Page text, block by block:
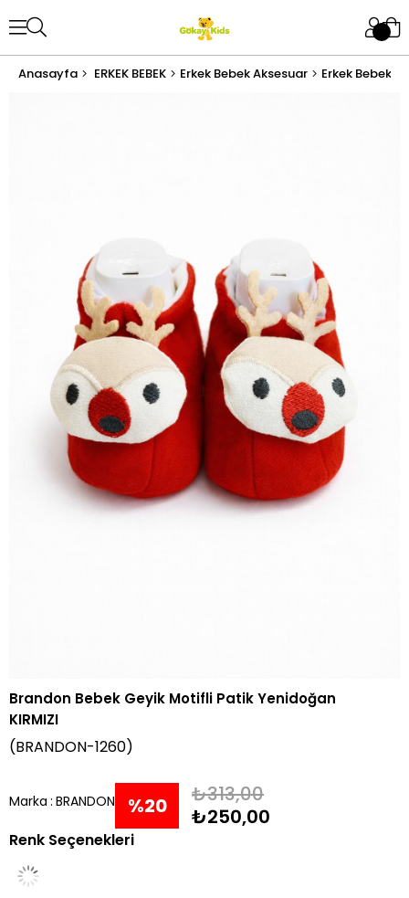
Anasayfa ERKEK BEBEK Erkek Bebek Aksesuar Erkek Bebek
Brandon Bebek Geyik Motifli Patik Yenidoğan
KIRMIZI
(BRANDON-1260)
Marka : BRANDON %20
İndirim
₺313,00
₺250,00
Renk Seçenekleri